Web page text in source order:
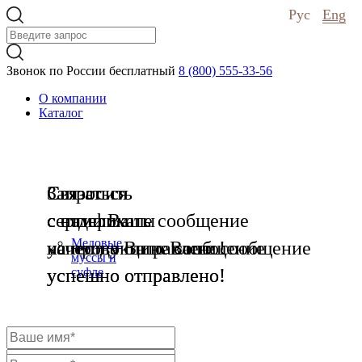
Связаться
с нами Ваше сообщение
успешно отправлено!
Запросить
сертификаты
на продукцию Ваше сообщение
успешно отправлено!
Связаться
с отделом
качества Ваше сообщение
успешно отправлено!
Звонок по России бесплатный 8 (800) 555-33-56
Рус Eng
О компании
Каталог
Медовые
муссы и
суфле